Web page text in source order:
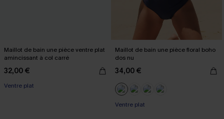
Maillot de bain une pièce ventre plat
amincissant à col carré
32,00 €
Ventre plat
Maillot de bain une pièce floral boho
dos nu
34,00 €
Ventre plat